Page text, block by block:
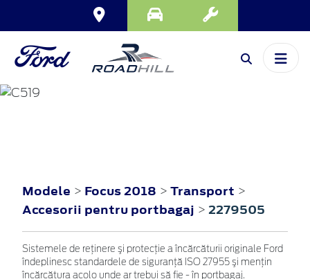
Modele > Focus 2018 > Transport >
Accesorii pentru portbagaj > 2279505
Sistemele de reţinere şi protecţie a încărcăturii originale Ford
îndeplinesc standardele de siguranţă ISO 27955 şi menţin
încărcătura acolo unde ar trebui să fie - în portbagaj.